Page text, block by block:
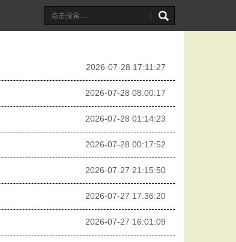
2026-07-28 17:11:27
2026-07-28 08:00:17
2026-07-28 01:14:23
2026-07-28 00:17:52
2026-07-27 21:15:50
2026-07-27 17:36:20
2026-07-27 16:01:09